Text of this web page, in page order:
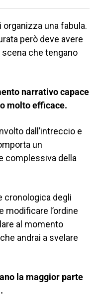
una fabula.
però deve avere
che tengano
narrativo capace
molto efficace.
dall’intreccio e
un
complessiva della
cronologica degli
modificare l’ordine
al momento
andrai a svelare
la maggior parte